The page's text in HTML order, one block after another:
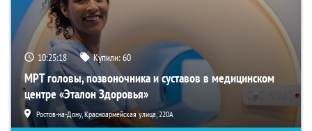
10:25:16 Купили:60
МРТ головы, позвоночника и суставов в медицинском
центре «Эталон Здоровья»
Ростов-на-Дону, Красноармейская улица, 220А